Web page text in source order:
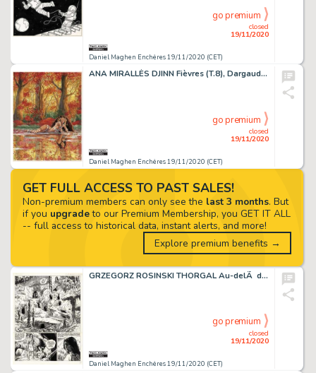
Daniel Maghen Enchères 19/11/2020 (CET)
closed
19/11/2020
go premium
ANA MIRALLÈS DJINN Fièvres (T.8), Dargaud 2021 Couverture originale pour la réédition...
Daniel Maghen Enchères 19/11/2020 (CET)
closed
19/11/2020
go premium
GRZEGORZ ROSINSKI THORGAL Au-delÃ des Ombres (T.5), Le Lombard 1983 Planche originale...
Daniel Maghen Enchères 19/11/2020 (CET)
closed
19/11/2020
go premium
GET FULL ACCESS TO PAST SALES!
Non-premium members can only see the last 3 months. But
if you upgradeto our Premium Membership, you GET IT ALL
-- full access to historical data, instant alerts, and more!
Explore premium benefits →